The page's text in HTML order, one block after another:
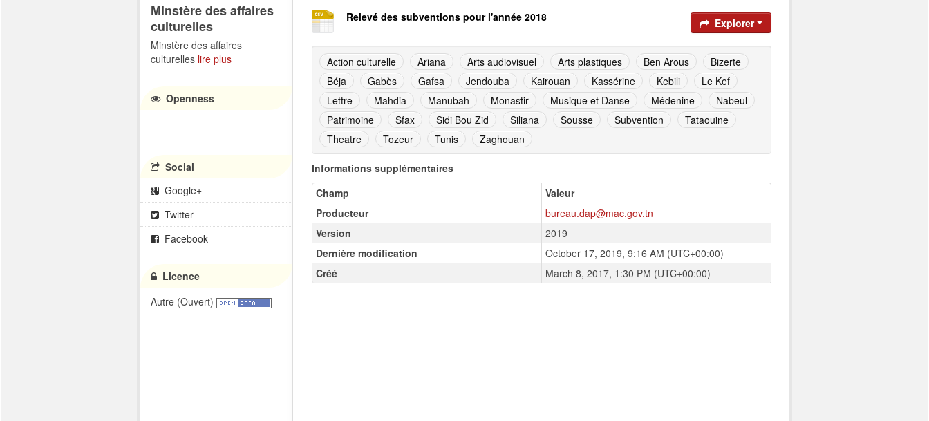
Relevé des subventions pour l'année 2018 Explorer
Action culturelle Ariana Arts audiovisuel Arts plastiques Ben Arous
Bizerte
Béja
Gabès Gafsa Jendouba Kairouan Kassérine Kebili
Le Kef
Lettre
Mahdia Manubah Monastir Musique et Danse Médenine
Nabeul
Patrimoine
Sfax Sidi Bou Zid Siliana Sousse Subvention
Tataouine
Theatre
Tozeur Tunis Zaghouan
Informations supplémentaires
Champ
Valeur
Producteur
bureau.dap@mac.gov.tn
Version
2019
Dernière modification
October 17, 2019, 9:16 AM (UTC+00:00)
Créé
March 8, 2017, 1:30 PM (UTC+00:00)
Minstère des affaires
culturelles
Minstère des affaires
culturelles lire plus
Openness
Social
Google+
Twitter
Facebook
Licence
Autre (Ouvert)